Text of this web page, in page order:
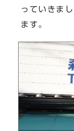
っていきま
ます。